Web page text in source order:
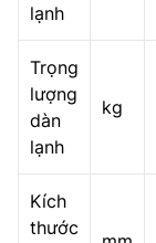
lạnh
Trọng
lượng
dàn
lạnh
kg
Kích
thước